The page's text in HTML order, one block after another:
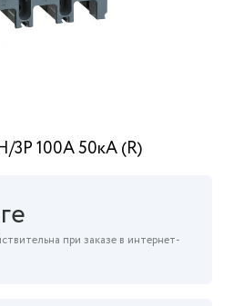
3Р 100A 50кА (R)
при заказе в интернет-